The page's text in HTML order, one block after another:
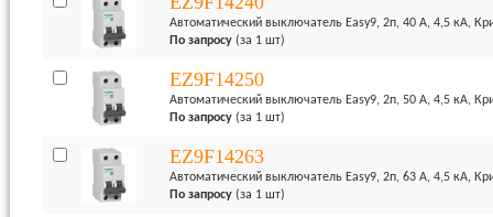
Автоматический выключатель Easy9, 2п, 40 А, 4,5 кА,
По запросу (за 1 шт)
EZ9F14250
Автоматический выключатель Easy9, 2п, 50 А, 4,5 кА,
По запросу (за 1 шт)
EZ9F14263
Автоматический выключатель Easy9, 2п, 63 А, 4,5 кА,
По запросу (за 1 шт)